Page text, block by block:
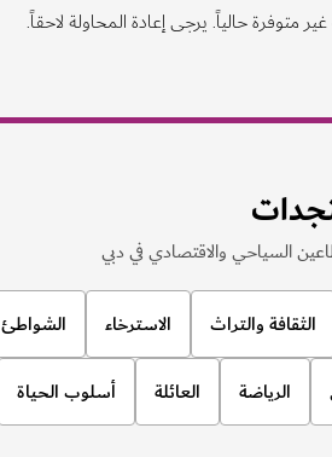
متوفرة حالياً. يرجى إعادة المحاولة لاحقاً.
السياحي والاقتصادي في دبي
الثقافة والتراث الاسترخاء الشواطئ
الرياضة العائلة أسلوب الحياة